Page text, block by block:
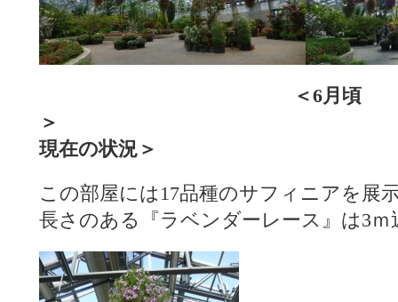
＜6月頃
＞
現在の状況＞
この部屋には17品種のサフィニアを展
長さのある『ラベンダーレース』は3